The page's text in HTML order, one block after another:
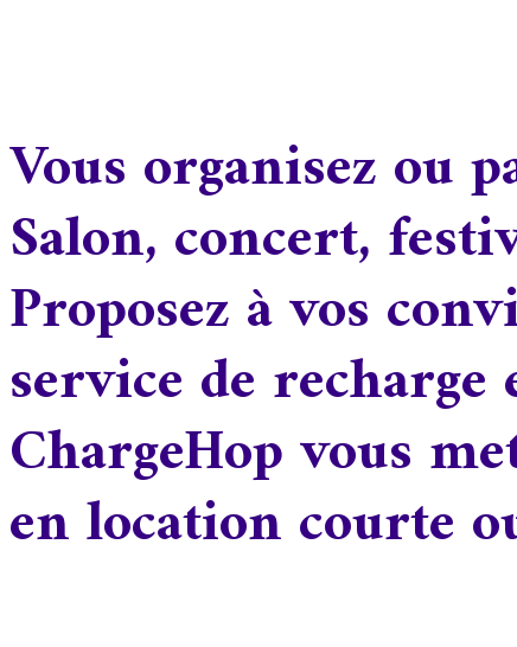
Vous organisez ou
Salon, concert,
Proposez à vos
service de recharge
ChargeHop vous
en location courte